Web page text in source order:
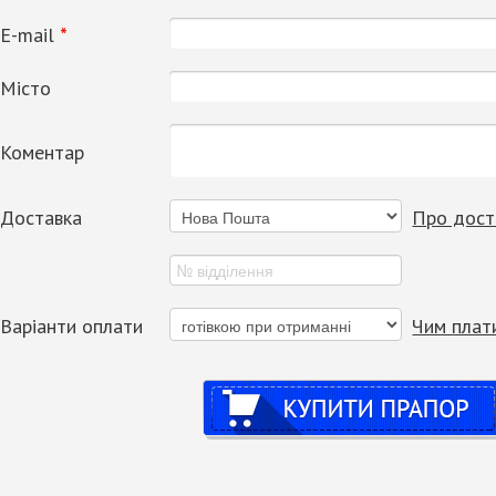
Е-mail *
Місто
Коментар
Доставка Про
Варіанти оплати Чим
Купити